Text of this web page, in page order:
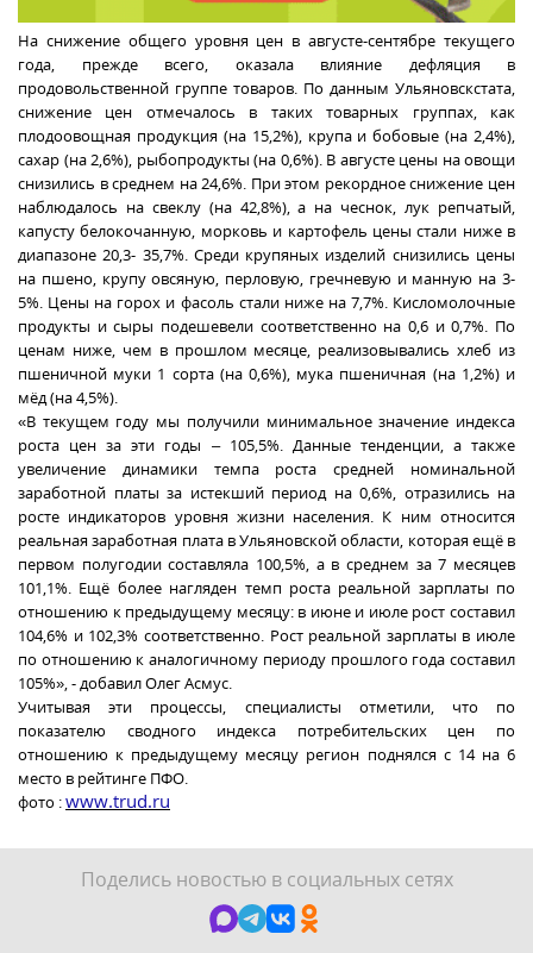
На снижение общего уровня цен в августе-сентябре текущего
года, прежде всего, оказала влияние дефляция в
продовольственной группе товаров. По данным Ульяновскстата,
снижение цен отмечалось в таких товарных группах, как
плодоовощная продукция (на 15,2%), крупа и бобовые (на 2,4%),
сахар (на 2,6%), рыбопродукты (на 0,6%). В августе цены на овощи
снизились в среднем на 24,6%. При этом рекордное снижение цен
наблюдалось на свеклу (на 42,8%), а на чеснок, лук репчатый,
капусту белокочанную, морковь и картофель цены стали ниже в
диапазоне 20,3- 35,7%. Среди крупяных изделий снизились цены
на пшено, крупу овсяную, перловую, гречневую и манную на 3-
5%. Цены на горох и фасоль стали ниже на 7,7%. Кисломолочные
продукты и сыры подешевели соответственно на 0,6 и 0,7%. По
ценам ниже, чем в прошлом месяце, реализовывались хлеб из
пшеничной муки 1 сорта (на 0,6%), мука пшеничная (на 1,2%) и
мёд (на 4,5%).
«В текущем году мы получили минимальное значение индекса
роста цен за эти годы – 105,5%. Данные тенденции, а также
увеличение динамики темпа роста средней номинальной
заработной платы за истекший период на 0,6%, отразились на
росте индикаторов уровня жизни населения. К ним относится
реальная заработная плата в Ульяновской области, которая ещё в
первом полугодии составляла 100,5%, а в среднем за 7 месяцев
101,1%. Ещё более нагляден темп роста реальной зарплаты по
отношению к предыдущему месяцу: в июне и июле рост составил
104,6% и 102,3% соответственно. Рост реальной зарплаты в июле
по отношению к аналогичному периоду прошлого года составил
105%», - добавил Олег Асмус.
Учитывая эти процессы, специалисты отметили, что по
показателю сводного индекса потребительских цен по
отношению к предыдущему месяцу регион поднялся с 14 на 6
место в рейтинге ПФО.
фото :www.trud.ru
Поделись новостью в социальных сетях